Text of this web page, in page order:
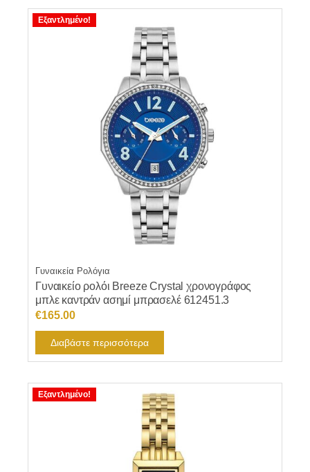
Εξαντλημένο!
Γυναικεία Ρολόγια
Γυναικείο ρολόι Breeze Crystal χρονογράφος
μπλε καντράν ασημί μπρασελέ 612451.3
€165.00
Διαβάστε περισσότερα
Εξαντλημένο!